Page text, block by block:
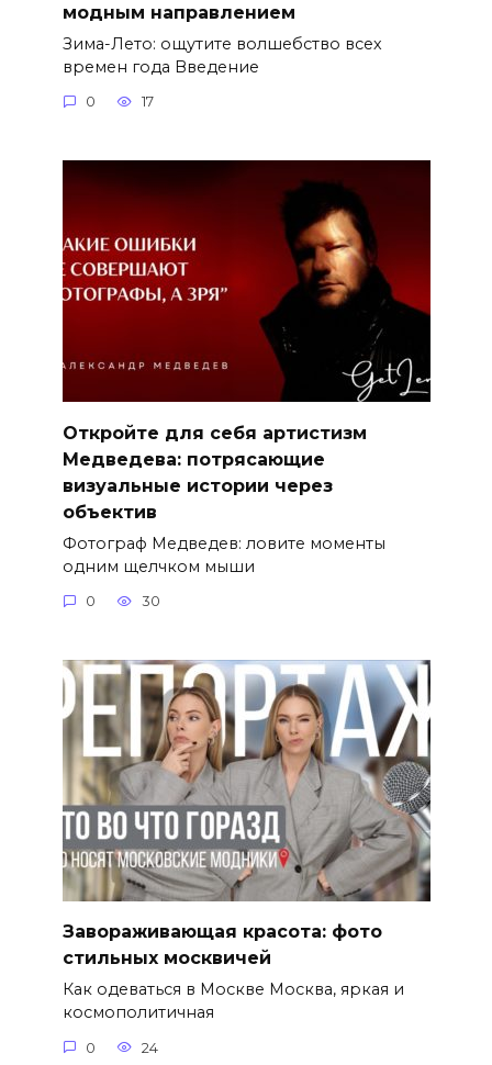
модным направлением
Зима-Лето: ощутите волшебство всех
времен года Введение
0 17
Откройте для себя артистизм
Медведева: потрясающие
визуальные истории через
объектив
Фотограф Медведев: ловите моменты
одним щелчком мыши
0 30
Завораживающая красота: фото
стильных москвичей
Как одеваться в Москве Москва, яркая и
космополитичная
0 24